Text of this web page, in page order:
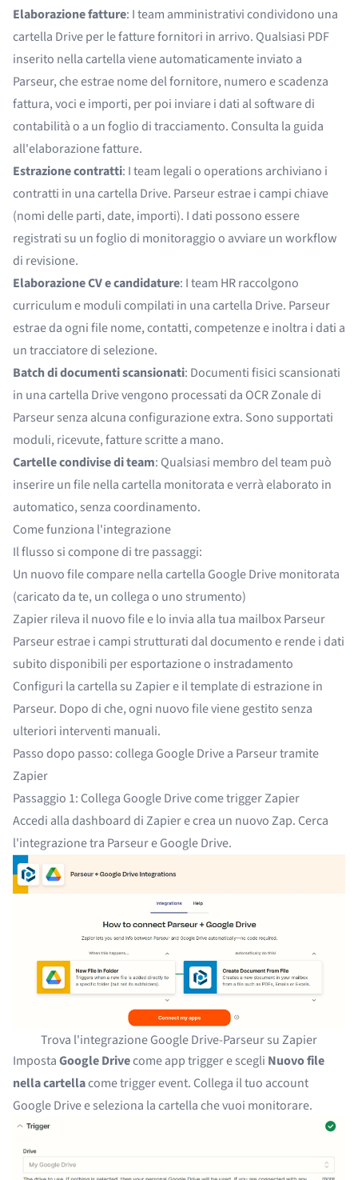
Elaborazione fatture: I team amministrativi condividono una
cartella Drive per le fatture fornitori in arrivo. Qualsiasi PDF
inserito nella cartella viene automaticamente inviato a
Parseur, che estrae nome del fornitore, numero e scadenza
fattura, voci e importi, per poi inviare i dati al software di
contabilità o a un foglio di tracciamento. Consulta la guida
all'elaborazione fatture.
Estrazione contratti: I team legali o operations archiviano i
contratti in una cartella Drive. Parseur estrae i campi chiave
(nomi delle parti, date, importi). I dati possono essere
registrati su un foglio di monitoraggio o avviare un workflow
di revisione.
Elaborazione CV e candidature: I team HR raccolgono
curriculum e moduli compilati in una cartella Drive. Parseur
estrae da ogni file nome, contatti, competenze e inoltra i dati a
un tracciatore di selezione.
Batch di documenti scansionati: Documenti fisici scansionati
in una cartella Drive vengono processati da OCR Zonale di
Parseur senza alcuna configurazione extra. Sono supportati
moduli, ricevute, fatture scritte a mano.
Cartelle condivise di team: Qualsiasi membro del team può
inserire un file nella cartella monitorata e verrà elaborato in
automatico, senza coordinamento.
Come funziona l'integrazione
Il flusso si compone di tre passaggi:
Un nuovo file compare nella cartella Google Drive monitorata
(caricato da te, un collega o uno strumento)
Zapier rileva il nuovo file e lo invia alla tua mailbox Parseur
Parseur estrae i campi strutturati dal documento e rende i dati
subito disponibili per esportazione o instradamento
Configuri la cartella su Zapier e il template di estrazione in
Parseur. Dopo di che, ogni nuovo file viene gestito senza
ulteriori interventi manuali.
Passo dopo passo: collega Google Drive a Parseur tramite
Zapier
Passaggio 1: Collega Google Drive come trigger Zapier
Accedi alla dashboard di Zapier e crea un nuovo Zap. Cerca
l'integrazione tra Parseur e Google Drive.
Trova l'integrazione Google Drive-Parseur su Zapier
ImpostaGoogle Drivecome app trigger e scegli Nuovo file
nella cartellacome trigger event. Collega il tuo account
Google Drive e seleziona la cartella che vuoi monitorare.